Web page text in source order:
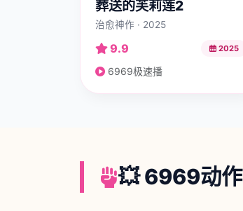
葬送的芙莉莲2
治愈神作 · 2025
9.9 2025
6969极速播
💥 6969动作